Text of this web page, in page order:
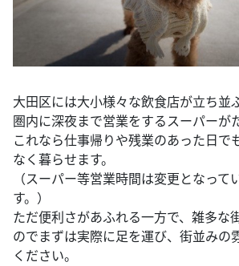
大田区には大小様々な飲食店が立ち並
圏内に深夜まで営業をするスーパーが
これなら仕事帰りや残業のあった日で
なく暮らせます。
（スーパー等営業時間は変更となって
す。）
ただ便利さがあふれる一方で、雑多な
のでまずは実際に足を運び、街並みの
ください。